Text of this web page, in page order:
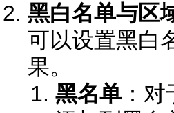
黑白名单与区
可以设置黑白
果。
黑名单 ：